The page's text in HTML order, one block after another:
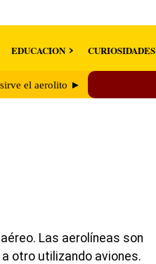
EDUCACION CURIOSIDADES
sirve el aerolito ►
Las aerolíneas son
otro utilizando aviones.